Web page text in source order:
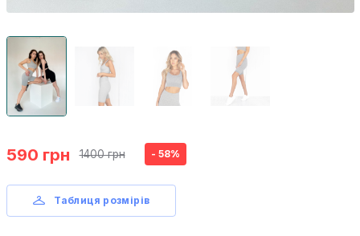
590 грн 1400 грн - 58%
Таблиця розмірів